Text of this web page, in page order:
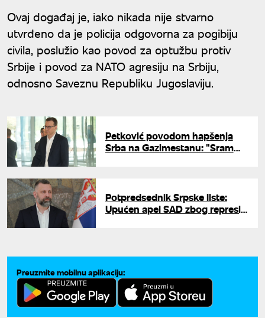
Ovaj događaj je, iako nikada nije stvarno
utvrđeno da je policija odgovorna za pogibiju
civila, poslužio kao povod za optužbu protiv
Srbije i povod za NATO agresiju na Srbiju,
odnosno Saveznu Republiku Jugoslaviju.
Petković povodom hapšenja
Srba na Gazimestanu: "Sram
Potpredsednik Srpske liste:
Upućen apel SAD zbog represije
Preuzmite mobilnu aplikaciju: